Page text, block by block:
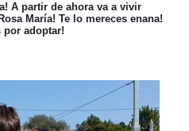
A partir de ahora va a vivir
María! Te lo mereces enana!
adoptar!